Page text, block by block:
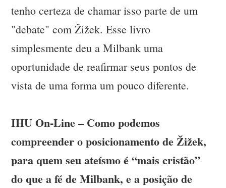
tenho certeza de chamar isso parte de um
"debate" com Žižek. Esse livro
simplesmente deu a Milbank uma
oportunidade de reafirmar seus pontos de
vista de uma forma um pouco diferente.
IHU On-Line – Como podemos
compreender o posicionamento de Žižek,
para quem seu ateísmo é “mais cristão”
do que a fé de Milbank, e a posição de